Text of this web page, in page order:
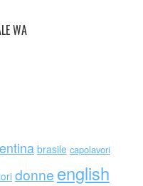
WA
brasile capolavori
donne english